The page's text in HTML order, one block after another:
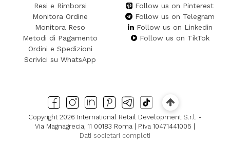
Resi e Rimborsi
Monitora Ordine
Monitora Reso
Metodi di Pagamento
Ordini e Spedizioni
Scrivici su WhatsApp
Follow us on Pinterest
Follow us on Telegram
Follow us on Linkedin
Follow us on TikTok
Copyright 2026 International Retail Development S.r.l. -
Via Magnagrecia, 11 00183 Roma | P.iva 10471441005 |
Dati societari completi